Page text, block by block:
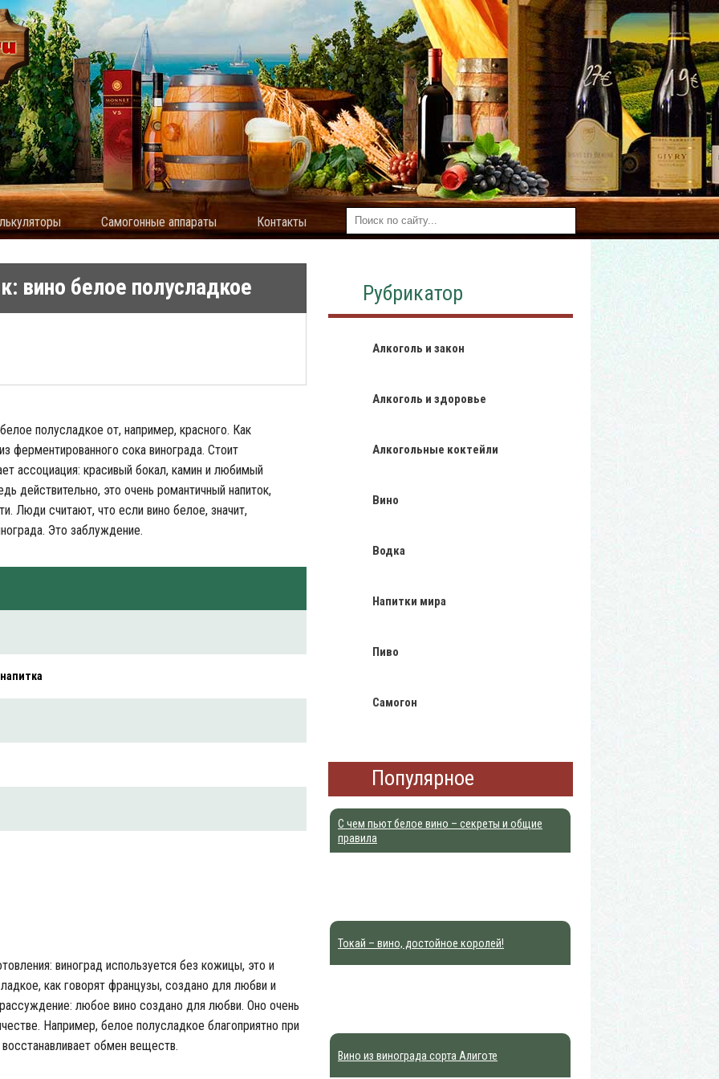
Самогонные аппараты Контакты
вино белое полусладкое
полусладкое от, например, красного. Как
ферментированного сока винограда. Стоит
ассоциация: красивый бокал, камин и любимый
действительно, это очень романтичный напиток,
Люди считают, что если вино белое, значит,
Это заблуждение.
виноград используется без кожицы, это и
как говорят французы, создано для любви и
любое вино создано для любви. Оно очень
Например, белое полусладкое благоприятно при
обмен веществ.
Рубрикатор
Алкоголь и закон
Алкоголь и здоровье
Алкогольные коктейли
Вино
Водка
Напитки мира
Пиво
Самогон
Популярное
С чем пьют белое вино – секреты и общие
правила
Токай – вино, достойное королей!
Вино из винограда сорта Алиготе